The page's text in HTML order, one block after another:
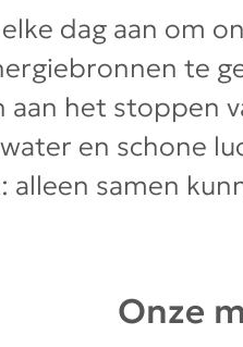
dag aan om
te
aan het stoppen
en schone
alleen samen
Onze